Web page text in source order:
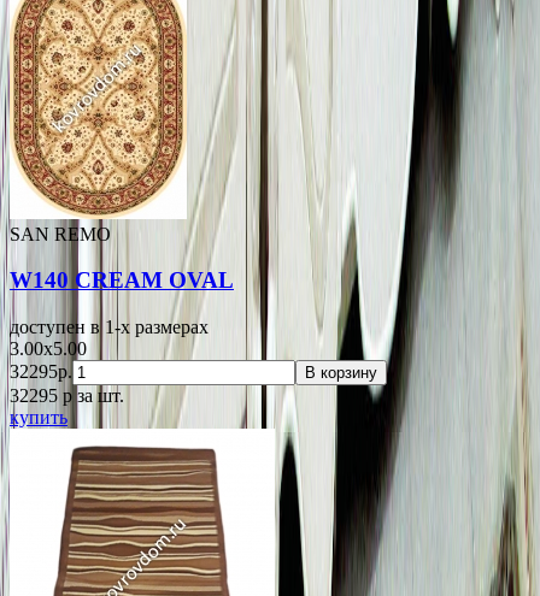
SAN REMO
W140 CREAM OVAL
доступен в 1-x размерах
3.00x5.00
32295р.
В корзину
32295 p за шт.
купить